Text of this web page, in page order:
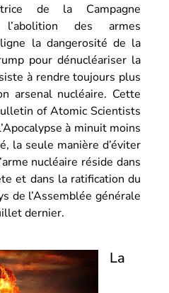
de la Campagne
des armes
la dangerosité de la
pour dénucléariser la
à rendre toujours plus
arsenal nucléaire. Cette
of Atomic Scientists
à minuit moins
la seule manière d’éviter
nucléaire réside dans
et dans la ratification du
de l’Assemblée générale
dernier.
La